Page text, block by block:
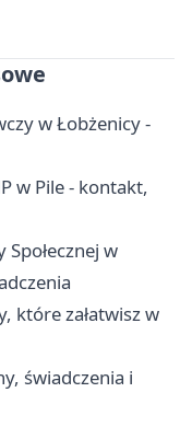
w Łobżenicy -
w Pile - kontakt,
w
które załatwisz w
świadczenia i